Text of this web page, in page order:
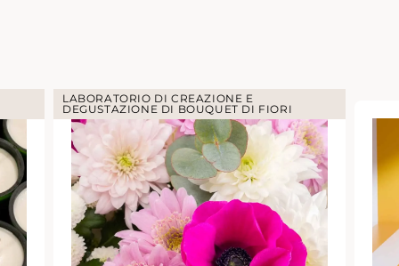
LABORATORIO DI CREAZIONE E
DEGUSTAZIONE DI BOUQUET DI FIORI